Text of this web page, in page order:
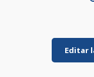
Editar